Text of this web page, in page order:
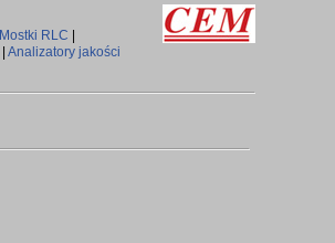
Mostki RLC
Analizatory jakości